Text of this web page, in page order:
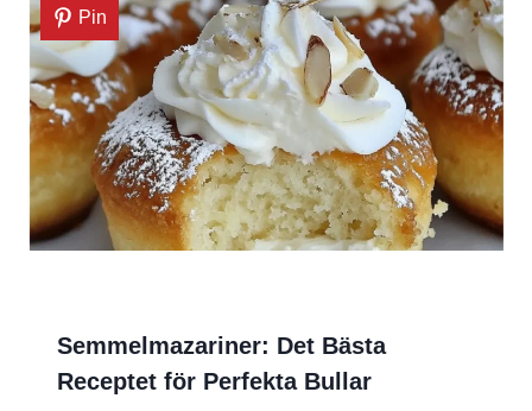
Pin
Semmelmazariner: Det Bästa
Receptet för Perfekta Bullar